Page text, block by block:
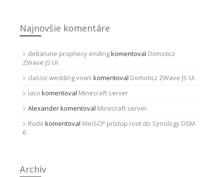
Najnovšie komentáre
deltarune prophecy endingkomentoval Domoticz
ZWave JS UI
classic wedding vows komentoval Domoticz ZWave JS UI
laco komentoval Minecraft server
Alexanderkomentoval Minecraft server
Rudo komentoval WinSCP prístup root do Synology DSM
6
Archív